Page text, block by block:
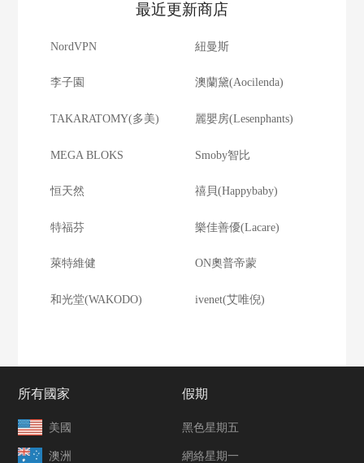
最近更新商店
NordVPN 紐曼斯
李子園 澳蘭黛(Aocilenda)
TAKARATOMY(多美) 麗嬰房(Lesenphants)
MEGA BLOKS Smoby智比
恒天然 禧貝(Happybaby)
特福芬 樂佳善優(Lacare)
萊特維健 ON奧普帝蒙
和光堂(WAKODO) ivenet(艾唯倪)
所有國家
美國
澳洲
假期
黑色星期五
網絡星期一